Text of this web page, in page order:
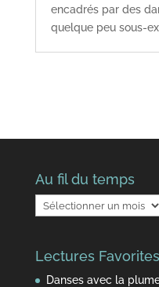
encadrés par des
quelque peu sous-
Au fil du temps
Au
fil
temps
Lectures Favorites
Danses avec la